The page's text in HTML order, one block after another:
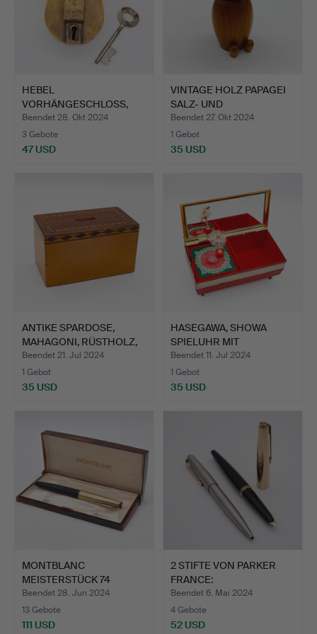
HEBEL
VORHÄNGESCHLOSS,
AUS MESSING, MIT EI…
Beendet 28. Okt 2024
3 Gebote
47 USD
VINTAGE HOLZ PAPAGEI
SALZ- UND
PFEFFERSTRE…
Beendet 27. Okt 2024
1 Gebot
35 USD
ANTIKE SPARDOSE,
MAHAGONI, RÜSTHOLZ,
BANDI…
Beendet 21. Jul 2024
1 Gebot
35 USD
HASEGAWA, SHOWA
SPIELUHR MIT
BALLERINAPUPP…
Beendet 11. Jul 2024
1 Gebot
35 USD
MONTBLANC
MEISTERSTÜCK 74
KOLBENFÜLLER MIT…
Beendet 28. Jun 2024
13 Gebote
111 USD
2 STIFTE VON PARKER
FRANCE:
FÜLLFEDERHALTE…
Beendet 6. Mai 2024
4 Gebote
52 USD